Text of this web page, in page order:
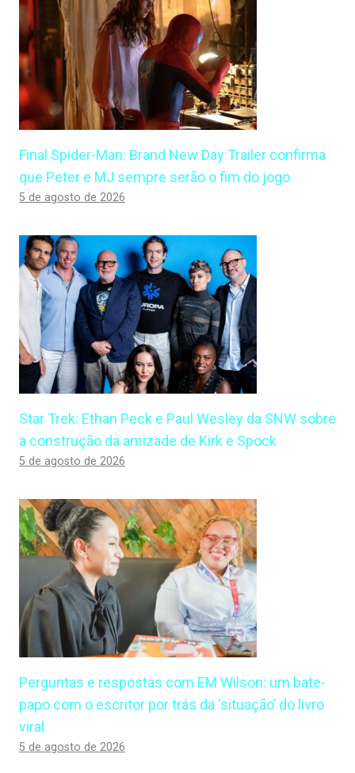
Final Spider-Man: Brand New Day Trailer confirma
que Peter e MJ sempre serão o fim do jogo
5 de agosto de 2026
Star Trek: Ethan Peck e Paul Wesley da SNW sobre
a construção da amizade de Kirk e Spock
5 de agosto de 2026
Perguntas e respostas com EM Wilson: um bate-
papo com o escritor por trás da ‘situação’ do livro
viral
5 de agosto de 2026